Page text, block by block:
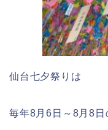
仙台七夕祭りは
毎年8月6 日～ 8月8 日